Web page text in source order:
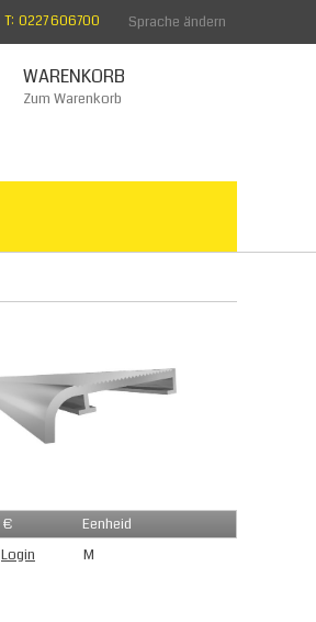
Sprache ändern
T: 0227 606700
WARENKORB
Zum Warenkorb
€
Eenheid
Login M